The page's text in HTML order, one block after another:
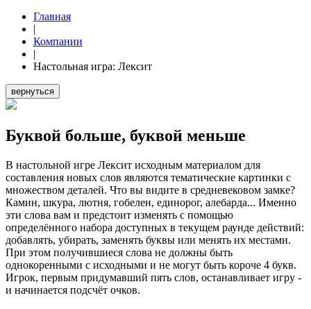
Главная
|
Компании
|
Настольная игра: Лексит
вернуться
Буквой больше, буквой меньше
В настольной игре Лексит исходным материалом для
составления новых слов являются тематические картинки с
множеством деталей. Что вы видите в средневековом замке?
Камин, шкура, лютня, гобелен, единорог, алебарда... Именно
эти слова вам и предстоит изменять с помощью
определённого набора доступных в текущем раунде действий:
добавлять, убирать, заменять буквы или менять их местами.
При этом получившиеся слова не должны быть
однокоренными с исходными и не могут быть короче 4 букв.
Игрок, первым придумавший пять слов, останавливает игру -
и начинается подсчёт очков.